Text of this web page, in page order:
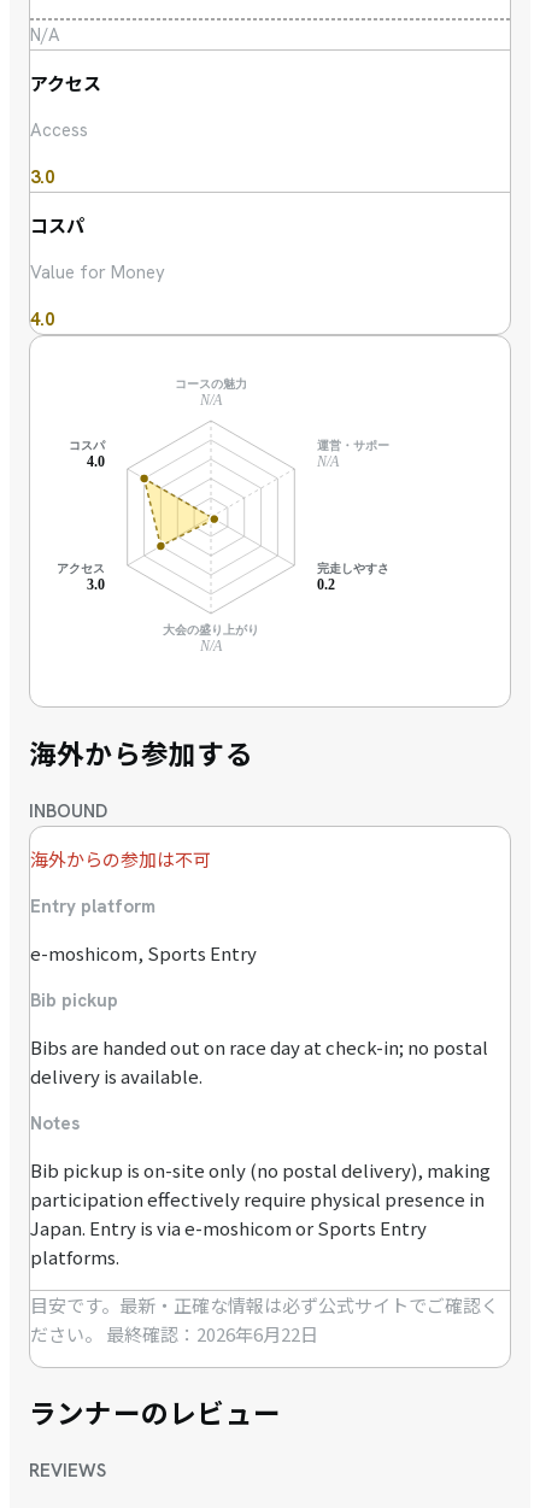
N/A
アクセス
Access
3.0
コスパ
Value for Money
4.0
コースの魅力
N/A
運営・サポート
N/A
完走しやすさ
0.2
大会の盛り上がり
N/A
アクセス
3.0
コスパ
4.0
海外から参加する
INBOUND
海外からの参加は不可
Entry platform
e-moshicom, Sports Entry
Bib pickup
Bibs are handed out on race day at check-in; no postal
delivery is available.
Notes
Bib pickup is on-site only (no postal delivery), making
participation effectively require physical presence in
Japan. Entry is via e-moshicom or Sports Entry
platforms.
目安です。最新・正確な情報は必ず公式サイトでご確認く
ださい。
最終確認：2026年6月22日
ランナーのレビュー
REVIEWS